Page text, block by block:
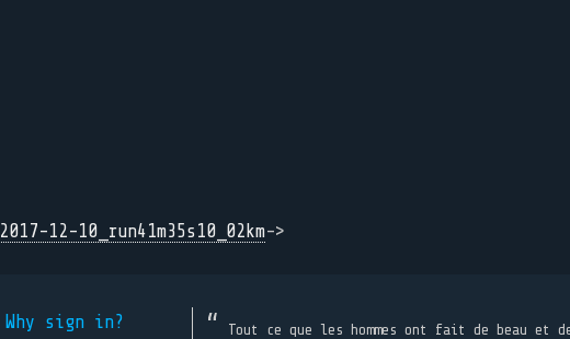
2017-12-10_run41m35s10_02km->
Why sign in?
Tout ce que les hommes ont fait de beau